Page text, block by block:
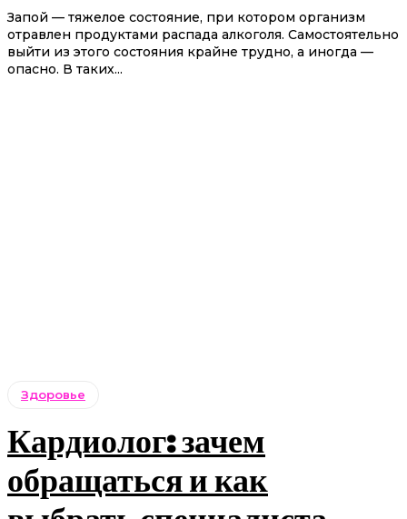
Запой — тяжелое состояние, при котором организм
отравлен продуктами распада алкоголя. Самостоятельно
выйти из этого состояния крайне трудно, а иногда —
опасно. В таких...
Здоровье
Кардиолог: зачем
обращаться и как